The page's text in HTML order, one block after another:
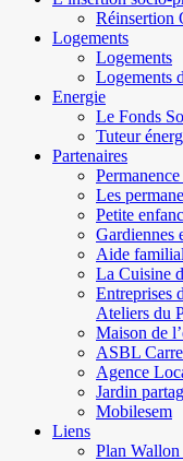
Réinsertion
Logements
Logements
Logements
Energie
Le Fonds
Tuteur
Partenaires
Les
Petite
Gardiennes
Aide
La Cuisine
Entreprises
Ateliers du
Maison de
ASBL
Agence
Jardin
Mobilesem
Liens
Plan Wallon